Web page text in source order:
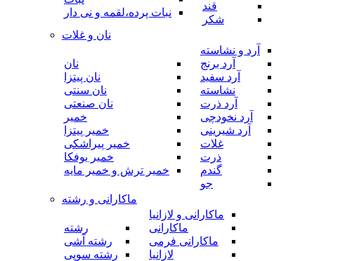
قند
شکر
نبات پرده،لقمه و نی دار
نان و غلات
آرد و نشاسته
آرد برنج
آرد سفید
نشاسته
آرد ذرت
آرد نخودچی
آرد شیرینی
غلات
ذرت
گندم
جو
نان
نان پیتزا
نان سنتی
نان صنعتی
خمیر
خمیر پیتزا
خمیر پیراشکی
خمیر یوفکا
خمیر ترش و خمیر مایه
ماکارانی و رشته
ماکارانی و لازانیا
ماکارانی
ماکارانی فرمی
لازانیا
رشته
رشته آشی
رشته سوپی